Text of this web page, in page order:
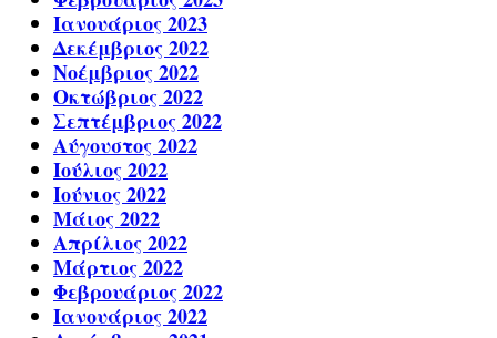
Ιανουάριος 2023
Δεκέμβριος 2022
Νοέμβριος 2022
Οκτώβριος 2022
Σεπτέμβριος 2022
Αύγουστος 2022
Ιούλιος 2022
Ιούνιος 2022
Μάιος 2022
Απρίλιος 2022
Μάρτιος 2022
Φεβρουάριος 2022
Ιανουάριος 2022